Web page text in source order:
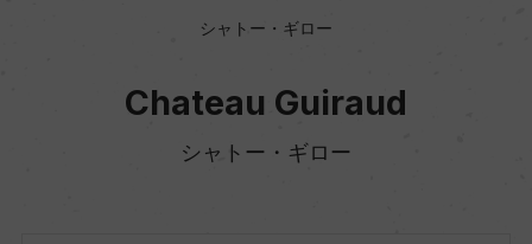
シャトー・ギロー
Chateau Guiraud
シャトー・ギロー